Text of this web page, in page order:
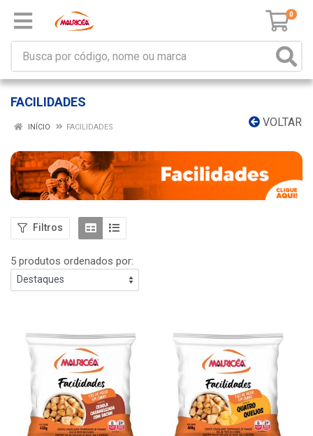
0
FACILIDADES
VOLTAR
INÍCIO FACILIDADES
Filtros
5 produtos ordenados por: